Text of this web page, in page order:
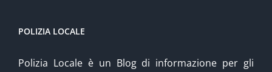
POLIZIA LOCALE
Polizia Locale è un Blog di informazione per gli